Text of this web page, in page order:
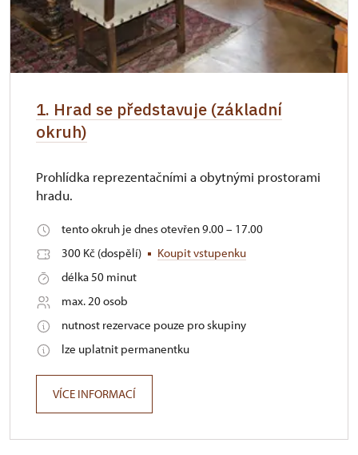
1. Hrad se představuje (základní
okruh)
Prohlídka reprezentačními a obytnými prostorami
hradu.
tento okruh je dnes otevřen 9.00 – 17.00
300 Kč (dospělí)
Koupit vstupenku
délka 50 minut
max. 20 osob
nutnost rezervace pouze pro skupiny
lze uplatnit permanentku
VÍCE INFORMACÍ